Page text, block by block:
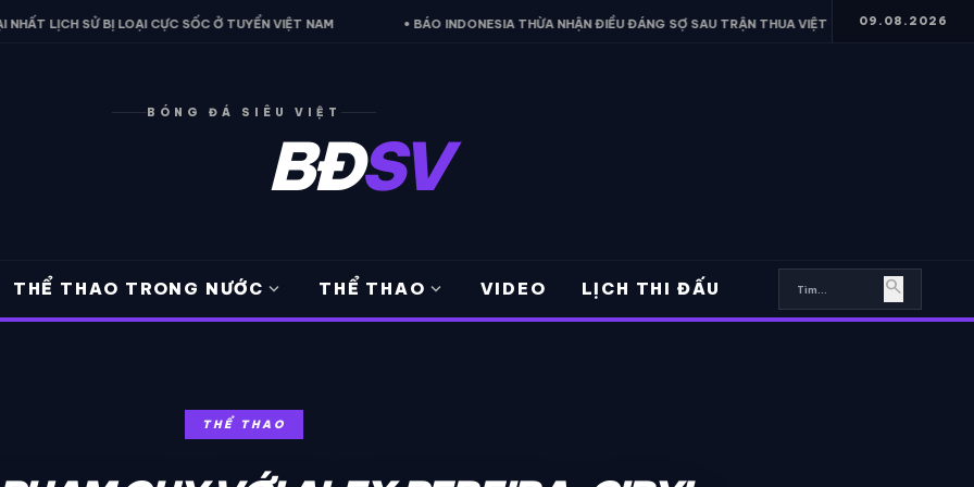
BỊ LOẠI CỰC SỐC Ở TUYỂN VIỆT NAM • BÁO INDONESIA THỪA NHẬN ĐIỀU ĐÁNG SỢ SAU TRẬN THUA VIỆT NAM • FERRAN TORRES
09.08.2026
BÓNG ĐÁ SIÊU VIỆT
BĐSV
THỂ THAO TRONG NƯỚC expand_more THỂ THAO expand_more VIDEO LỊCH THI ĐẤU search
THỂ THAO